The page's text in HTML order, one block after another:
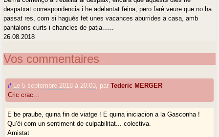
despatxat correspondencia i he adelantat feina, pero farè veure que no ha
passat res, com si hagués fet unes vacances aburrides a casa, amb
pantalons curts i chancles de patja......
26.08.2018
Vos commentaires
# Le 5 septembre 2018 à 20:03 parTederic MERGER
Cric crac...
E be praube, quina fin de viatge ! E quina iniciacion a la Gasconha !
Qu’èi com un sentiment de culpabilitat... colectiva.
Amistat